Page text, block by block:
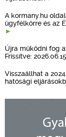
A kormany.hu
ügyfélkörre és az
Újra működni fog
Frissítve: 2026.06.15.
Visszaállhat a
hatósági